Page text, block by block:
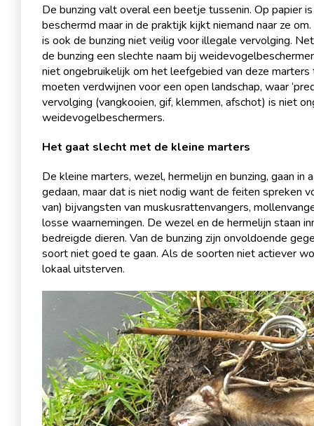
De bunzing valt overal een beetje tussenin. Op papier
beschermd maar in de praktijk kijkt niemand naar ze
is ook de bunzing niet veilig voor illegale vervolging.
de bunzing een slechte naam bij
niet ongebruikelijk om het leefgebied van deze
moeten verdwijnen voor een open landschap, waar
vervolging (vangkooien, gif, klemmen, afschot) is niet
weidevogelbeschermers.
Het gaat slecht met de kleine marters
De kleine marters, wezel, hermelijn en bunzing, gaan in
gedaan, maar dat is niet nodig want de feiten spreken
van) bijvangsten van muskusrattenvangers,
losse waarnemingen. De wezel en de hermelijn staan
bedreigde dieren. Van de bunzing zijn onvoldoende
soort niet goed te gaan. Als de soorten niet actiever
lokaal uitsterven.